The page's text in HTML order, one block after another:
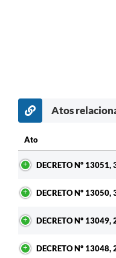
Atos
Ato
DECRETO Nº 13051,
DECRETO Nº 13050,
DECRETO Nº 13049,
DECRETO Nº 13048,